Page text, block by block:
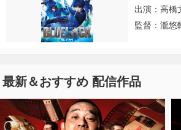
出演：高橋
監督：瀧悠
最新＆おすすめ 配信作品